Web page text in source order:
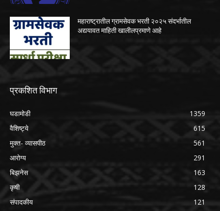
महाराष्ट्रातील ग्रामसेवक भरती २०२५ संदर्भातील
अद्ययावत माहिती खालीलप्रमाणे आहे
प्रकशित विभाग
घडामोडी
1359
वैशिष्ट्ये
615
मुक्त- व्यासपीठ
561
आरोग्य
291
बिझनेस
163
कृषी
128
संपादकीय
121